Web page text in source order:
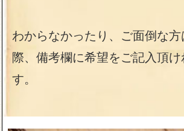
わからなかったり、ご面倒な
際、備考欄に希望をご記入頂
す。